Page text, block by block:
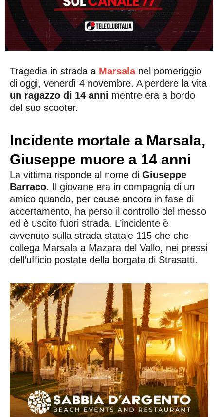
Tragedia in strada a Marsalanel pomeriggio
di oggi, venerdì 4 novembre. A perdere la vita
un ragazzo di 14 anni mentre era a bordo
del suo scooter.
Incidente mortale a Marsala,
Giuseppe muore a 14 anni
La vittima risponde al nome di Giuseppe
Barraco. Il giovane era in compagnia di un
amico quando, per cause ancora in fase di
accertamento, ha perso il controllo del messo
ed è uscito fuori strada. L’incidente è
avvenuto sulla strada statale 115 che che
collega Marsala a Mazara del Vallo, nei pressi
dell’ufficio postate della borgata di Strasatti.